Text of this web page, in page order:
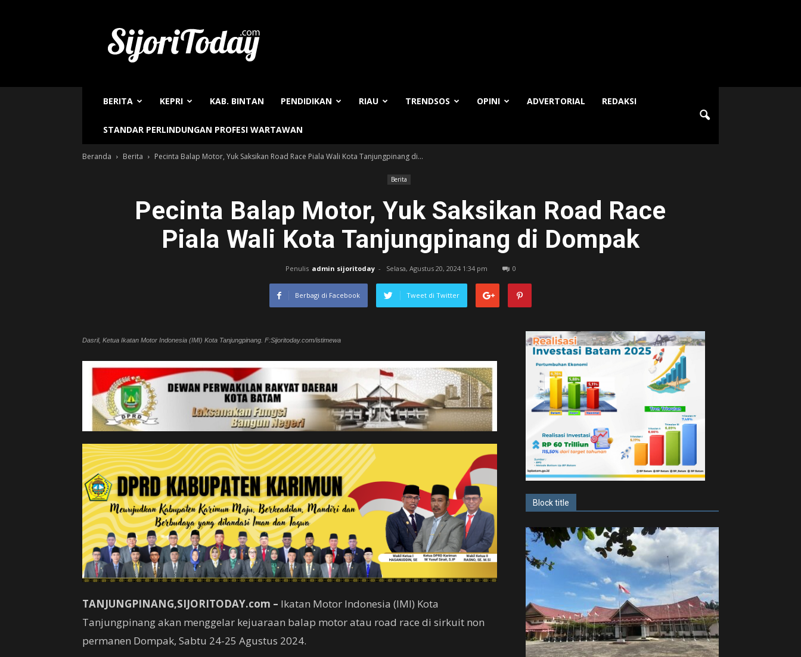
Today
BERITA KEPRI KAB. BINTAN PENDIDIKAN RIAU TRENDSOS OPINI ADVERTORIAL REDAKSI
STANDAR PERLINDUNGAN PROFESI WARTAWAN
Beranda Berita Pecinta Balap Motor, Yuk Saksikan Road Race Piala Wali Kota Tanjungpinang di...
Berita
Pecinta Balap Motor, Yuk Saksikan Road Race
Piala Wali Kota Tanjungpinang di Dompak
Penulis admin sijoritoday - Selasa, Agustus 20, 2024 1:34 pm 0
Berbagi di Facebook Tweet di Twitter
Dasril, Ketua Ikatan Motor Indonesia (IMI) Kota Tanjungpinang. F:Sijoritoday.com/istimewa
TANJUNGPINANG,SIJORITODAY.com – Ikatan Motor Indonesia (IMI) Kota
Tanjungpinang akan menggelar kejuaraan balap motor atau road race di sirkuit non
permanen Dompak, Sabtu 24-25 Agustus 2024.
Block title